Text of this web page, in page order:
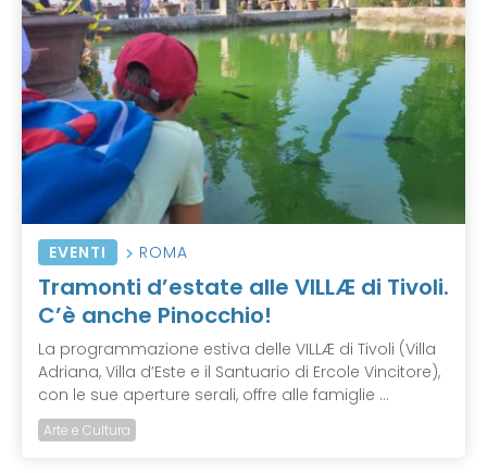
EVENTI ROMA
Tramonti d’estate alle VILLÆ di Tivoli.
C’è anche Pinocchio!
La programmazione estiva delle VILLÆ di Tivoli (Villa
Adriana, Villa d’Este e il Santuario di Ercole Vincitore),
con le sue aperture serali, offre alle famiglie ...
Arte e Cultura